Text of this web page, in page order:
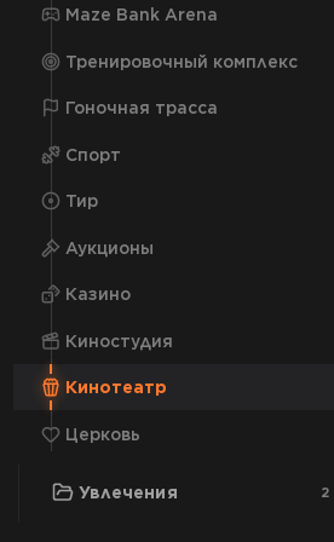
Регистрация урона
Анимации
Навыки
Коллекции
Питомцы
Порт
Шахта
Ферма
Такси
Водитель автобуса
Механик
Дальнобойщик
Инкассатор
Специальные заработки
Охота
Пожарный
Maze Bank Arena
Тренировочный комплекс
Гоночная трасса
Спорт
Тир
Аукционы
Казино
Киностудия
Кинотеатр
Церковь
Увлечения 2